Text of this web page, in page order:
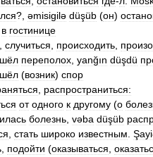
?, əmisigilə düşüb (он)
в гостинице
случиться происходить
переполох yanğın düşdü
(возник) спор
распространиться:
от одного к другому (о
болезнь vəba düşüb
стать широко известным
подойти (оказываться